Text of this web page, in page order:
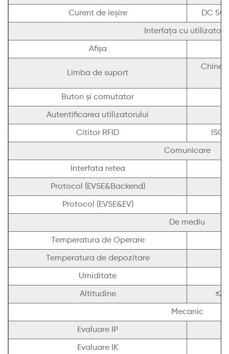
Curent de ieșire DC
Interfața cu
Afişa
Limba de suport
Buton și comutator
Autentificarea utilizatorului
Cititor RFID
Comunicare
Interfata retea
Protocol (EVSE&Backend)
Protocol (EVSE&EV)
De mediu
Temperatura de Operare
Temperatura de depozitare
Umiditate
Altitudine
Mecanic
Evaluare IP
Evaluare IK